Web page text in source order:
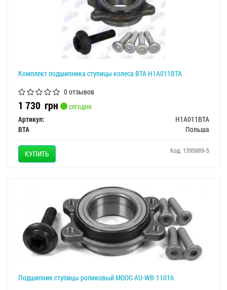
Комплект подшипника ступицы колеса BTA H1A011BTA
0 отзывов
1 730 грн
сегодня
Артикул:
H1A011BTA
BTA
Польша
КУПИТЬ Код: 1395889-5
Подшипник ступицы роликовый MOOG AU-WB-11016